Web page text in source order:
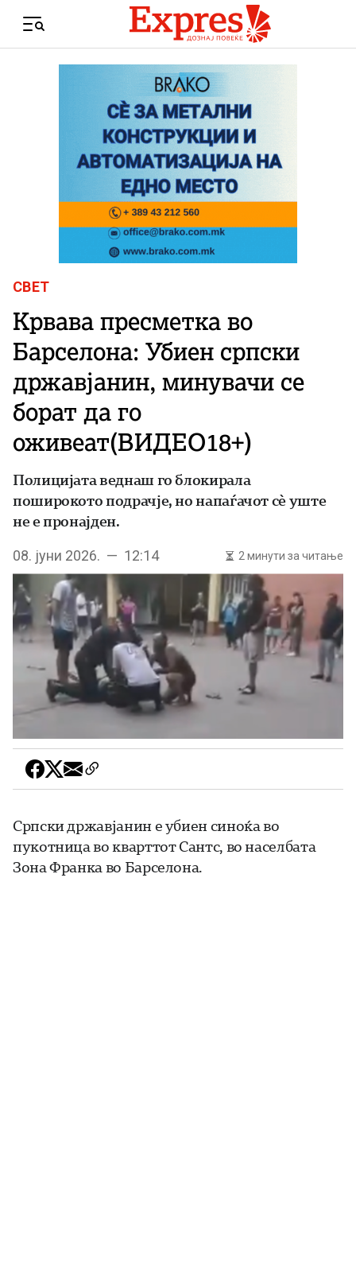
Menu
СВЕТ
Крвава пресметка во
Барселона: Убиен српски
државјанин, минувачи се
борат да го
оживеат(ВИДЕО18+)
Полицијата веднаш го блокирала
поширокото подрачје, но напаѓачот сè уште
не е пронајден.
08. јуни 2026. — 12:14 2 минути за читање
Српски државјанин е убиен синоќа во
пукотница во кварттот Сантс, во населбата
Зона Франка во Барселона.